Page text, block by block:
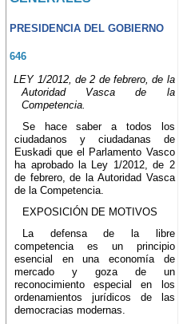
PRESIDENCIA DEL GOBIERNO
646
LEY 1/2012, de 2 de febrero, de la
Autoridad Vasca de la
Competencia.
Se hace saber a todos los
ciudadanos y ciudadanas de
Euskadi que el Parlamento Vasco
ha aprobado la Ley 1/2012, de 2
de febrero, de la Autoridad Vasca
de la Competencia.
EXPOSICIÓN DE MOTIVOS
La defensa de la libre
competencia es un principio
esencial en una economía de
mercado y goza de un
reconocimiento especial en los
ordenamientos jurídicos de las
democracias modernas.